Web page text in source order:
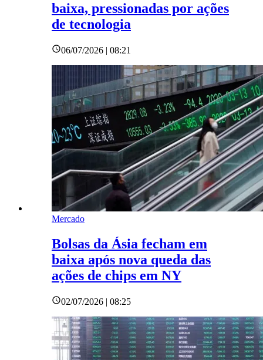
baixa, pressionadas por ações
de tecnologia
06/07/2026 | 08:21
Mercado
Bolsas da Ásia fecham em
baixa após nova queda das
ações de chips em NY
02/07/2026 | 08:25